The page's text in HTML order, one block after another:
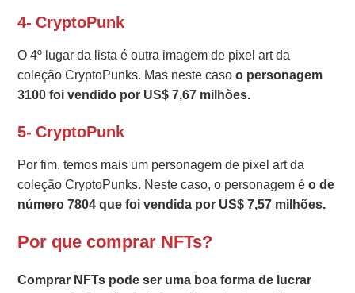
4- CryptoPunk
O 4º lugar da lista é outra imagem de pixel art da
coleção CryptoPunks. Mas neste casoo personagem
3100 foi vendido por US$ 7,67 milhões.
5- CryptoPunk
Por fim, temos mais um personagem de pixel art da
coleção CryptoPunks. Neste caso, o personagem éo de
número 7804 que foi vendida por US$ 7,57 milhões.
Por que comprar NFTs?
Comprar NFTs pode ser uma boa forma de lucrar